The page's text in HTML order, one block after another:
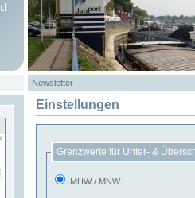
Newsletter
Einstellungen
Grenzwerte für Unter- &
MHW / MNW